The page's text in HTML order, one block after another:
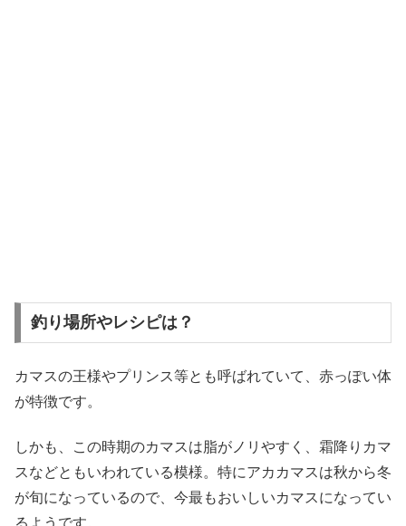
釣り場所やレシピは？
カマスの王様やプリンス等とも呼ばれていて、赤っぽい体
が特徴です。
しかも、この時期のカマスは脂がノリやすく、霜降りカマ
スなどともいわれている模様。特にアカカマスは秋から冬
が旬になっているので、今最もおいしいカマスになってい